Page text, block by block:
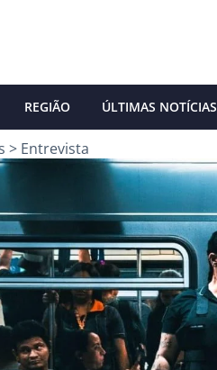
REGIÃO ÚLTIMAS NOTÍCIAS
> Entrevista